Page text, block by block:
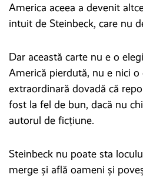
America aceea a devenit
intuit de Steinbeck, care nu
Dar această carte nu e o
Americă pierdută, nu e nici
extraordinară dovadă că
fost la fel de bun, dacă nu
autorul de ficțiune.
Steinbeck nu poate sta
merge și află oameni și